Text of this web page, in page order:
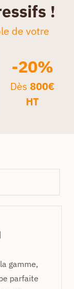
!
de votre
-20%
Dès 800€
HT
gamme,
parfaite